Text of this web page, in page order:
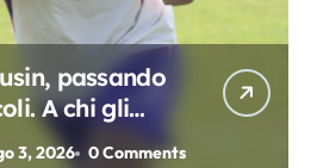
passando
A chi gli
3, 2026 0 Comments